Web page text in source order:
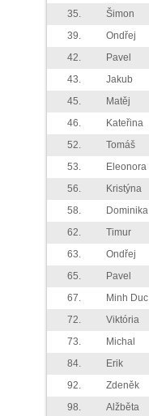
35.
Šimon
39.
Ondřej
42.
Pavel
43.
Jakub
45.
Matěj
46.
Kateřina
52.
Tomáš
53.
Eleonora
56.
Kristýna
58.
Dominika
62.
Timur
63.
Ondřej
65.
Pavel
67.
Minh Duc
72.
Viktória
73.
Michal
84.
Erik
92.
Zdeněk
98.
Alžběta